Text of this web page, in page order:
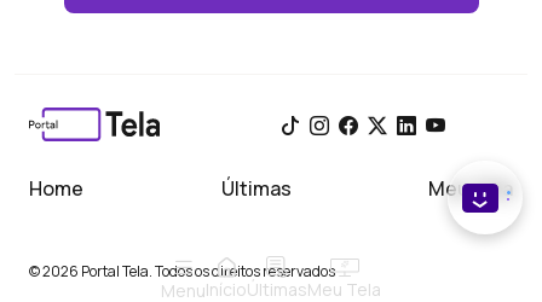
MenuInícioÚltimasMeu Tela
Home Últimas Meu Tela
© 2026 Portal Tela. Todos os direitos reservados